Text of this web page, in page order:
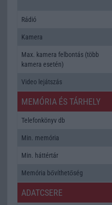
Rádió
Kamera
Max. kamera felbontás (több
kamera esetén)
Video lejátszás
MEMÓRIA ÉS TÁRHELY
Telefonkönyv db
Min. memória
Min. háttértár
Memória bővíthetőség
ADATCSERE